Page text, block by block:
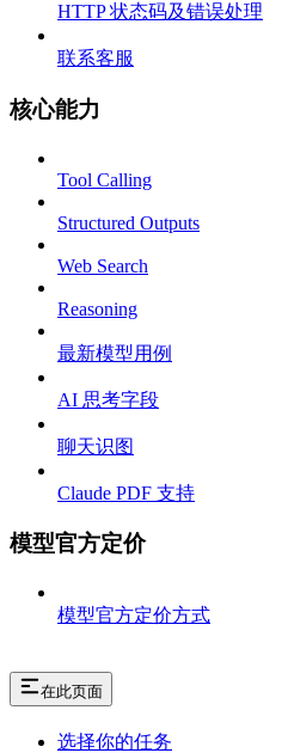
HTTP 状态码及错误处理
联系客服
核心能力
Tool Calling
Structured Outputs
Web Search
Reasoning
最新模型用例
AI 思考字段
聊天识图
Claude PDF 支持
模型官方定价
模型官方定价方式
在此页面
选择你的任务